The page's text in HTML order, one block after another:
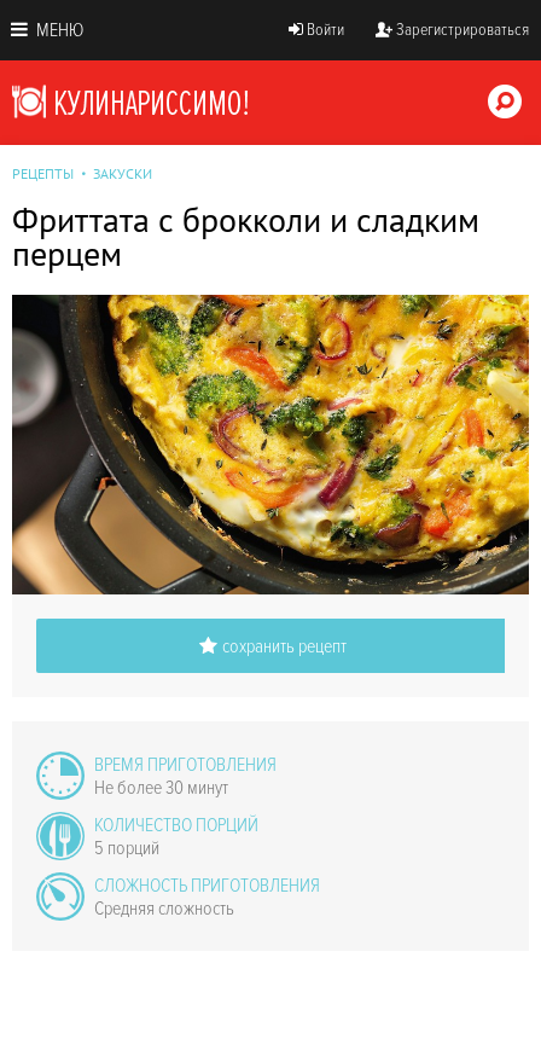
МЕНЮ Войти Зарегистрироваться
РЕЦЕПТЫ ЗАКУСКИ
Фриттата с брокколи и сладким
перцем
сохранить рецепт
ВРЕМЯ ПРИГОТОВЛЕНИЯ
Не более 30 минут
КОЛИЧЕСТВО ПОРЦИЙ
5 порций
СЛОЖНОСТЬ ПРИГОТОВЛЕНИЯ
Средняя сложность